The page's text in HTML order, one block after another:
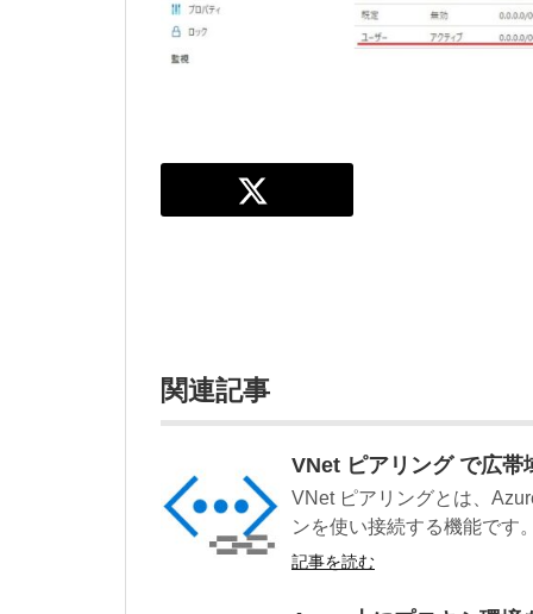
関連記事
VNet ピアリング で広帯
VNet ピアリングとは、
ンを使い接続する機能です
記事を読む